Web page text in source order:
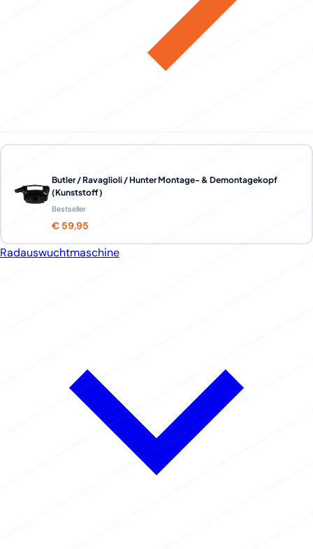
Butler / Ravaglioli / Hunter Montage- & Demontagekopf
(Kunststoff)
Bestseller
€ 59,95
Radauswuchtmaschine